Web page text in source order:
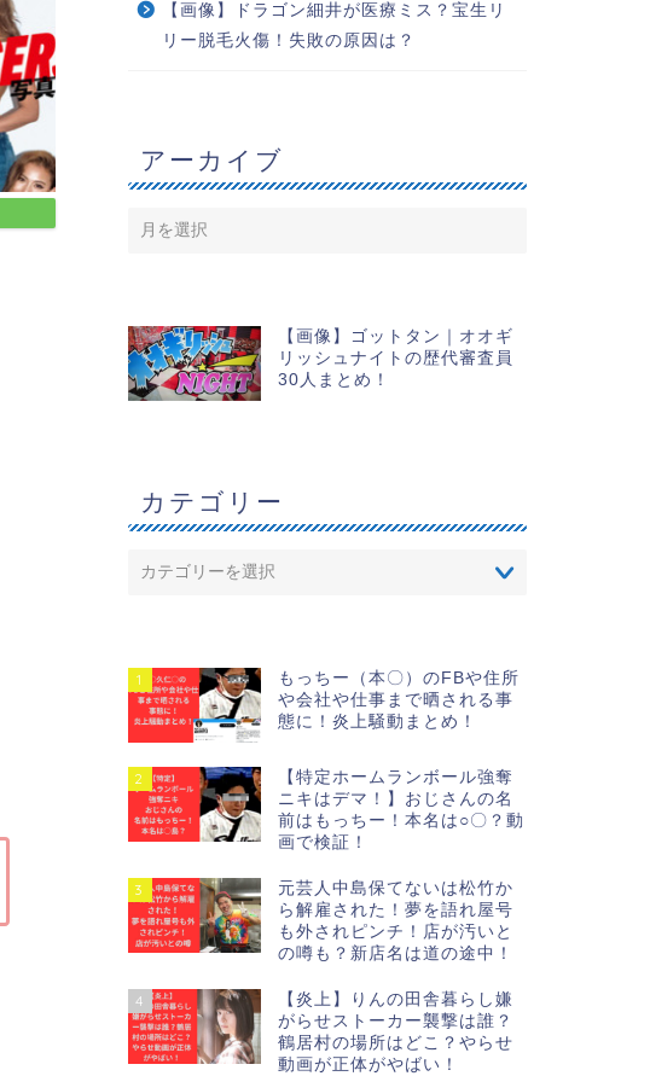
【画像】ドラゴン細井が医療ミス？宝生リ
リー脱毛火傷！失敗の原因は？
アーカイブ
【画像】ゴットタン｜オオギ
リッシュナイトの歴代審査員
30人まとめ！
カテゴリー
1
もっちー（本〇）のFBや住所
や会社や仕事まで晒される事
態に！炎上騒動まとめ！
2
【特定ホームランボール強奪
ニキはデマ！】おじさんの名
前はもっちー！本名は○〇？動
画で検証！
3
元芸人中島保てないは松竹か
ら解雇された！夢を語れ屋号
も外されピンチ！店が汚いと
の噂も？新店名は道の途中！
4
【炎上】りんの田舎暮らし嫌
がらせストーカー襲撃は誰？
鶴居村の場所はどこ？やらせ
動画が正体がやばい！